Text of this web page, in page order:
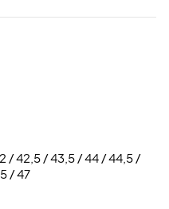
en een voortreffelijk
en zorgt voor een
is de schoen extra
bevordert.
/ 42,5 / 43,5 / 44 / 44,5 /
/ 47